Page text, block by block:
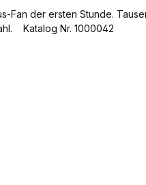
Fan der ersten Stunde.
Katalog Nr. 1000042